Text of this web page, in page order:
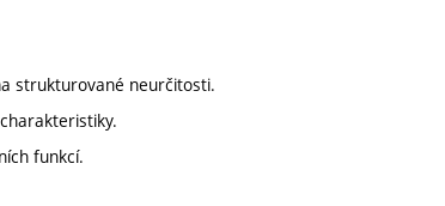
strukturované neurčitosti.
funkcí.